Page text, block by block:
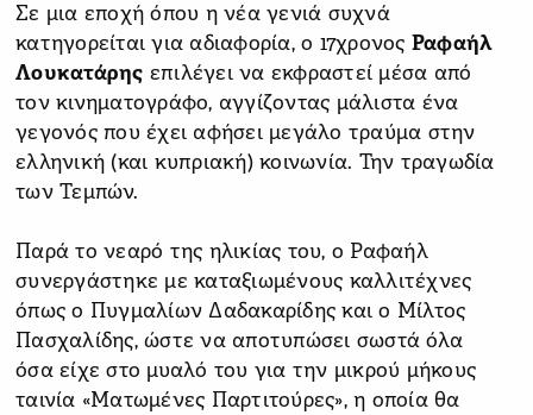
Σε μια εποχή όπου η νέα γενιά συχνά
κατηγορείται για αδιαφορία, ο 17χρονος Ραφαήλ
Λουκατάρης επιλέγει να εκφραστεί μέσα από
τον κινηματογράφο, αγγίζοντας μάλιστα ένα
γεγονός που έχει αφήσει μεγάλο τραύμα στην
ελληνική (και κυπριακή) κοινωνία. Την τραγωδία
των Τεμπών.
Παρά το νεαρό της ηλικίας του, ο Ραφαήλ
συνεργάστηκε με καταξιωμένους καλλιτέχνες
όπως ο Πυγμαλίων Δαδακαρίδης και ο Μίλτος
Πασχαλίδης, ώστε να αποτυπώσει σωστά όλα
όσα είχε στο μυαλό του για την μικρού μήκους
ταινία «Ματωμένες Παρτιτούρες», η οποία θα